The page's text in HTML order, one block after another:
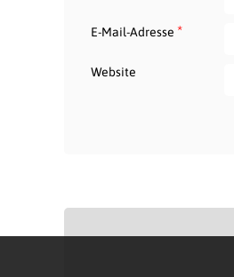
E-Mail-Adresse *
Website